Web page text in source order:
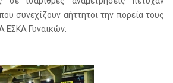
συνεχίζουν αήττητοι την πορεία τους
ΕΣΚΑ Γυναικών.